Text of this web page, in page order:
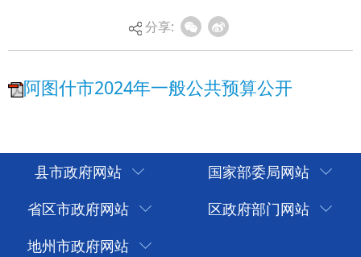
分享:
县市政府网站
国家部委局网站
省区市政府网站
区政府部门网站
地州市政府网站